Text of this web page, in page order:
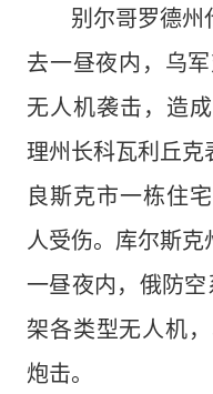
别尔哥罗德州
去一昼夜内，乌
无人机袭击，造
理州长科瓦利丘克
良斯克市一栋住
人受伤。库尔斯克
一昼夜内，俄防
架各类型无人机
炮击。